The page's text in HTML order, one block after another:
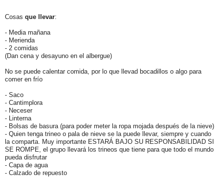
Cosas que llevar:
- Media mañana
- Merienda
- 2 comidas
(Dan cena y desayuno en el albergue)
No se puede calentar comida, por lo que llevad bocadillos o algo para
comer en frío
- Saco
- Cantimplora
- Neceser
- Linterna
- Bolsas de basura (para poder meter la ropa mojada después de la nieve)
- Quien tenga trineo o pala de nieve se la puede llevar, siempre y cuando
la comparta. Muy importante ESTARÁ BAJO SU RESPONSABILIDAD SI
SE ROMPE, el grupo llevará los trineos que tiene para que todo el mundo
pueda disfrutar
- Capa de agua
- Calzado de repuesto